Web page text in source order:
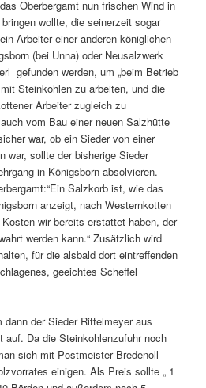
Oberbergamt nun frischen Wind in
wollte, die seinerzeit sogar
Arbeiter einer anderen königlichen
(bei Unna) oder Neusalzwerk
gefunden werden, um „beim Betrieb
Steinkohlen zu arbeiten, und die
Arbeiter zugleich zu
vom Bau einer neuen Salzhütte
war, ob ein Sieder von einer
war, sollte der bisherige Sieder
in Königsborn absolvieren.
Salzkorb ist, wie das
anzeigt, nach Westernkotten
wir bereits erstattet haben, der
werden kann.“ Zusätzlich wird
für die alsbald dort eintreffenden
geeichtes Scheffel
der Sieder Rittelmeyer aus
auf. Da die Steinkohlenzufuhr noch
sich mit Postmeister Bredenoll
einigen. Als Preis sollte „ 1